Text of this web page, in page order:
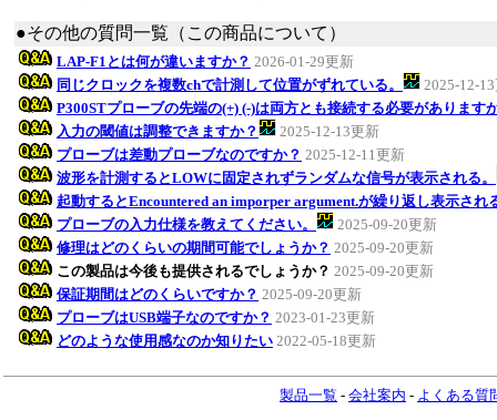
●その他の質問一覧（この商品について）
LAP-F1とは何が違いますか？ 2026-01-29更新
同じクロックを複数chで計測して位置がずれている。
2025-12-
P300STプローブの先端の(+) (-)は両方とも接続する必要があります
入力の閾値は調整できますか？
2025-12-13更新
プローブは差動プローブなのですか？ 2025-12-11更新
波形を計測するとLOWに固定されずランダムな信号が表示される。
起動するとEncountered an imporper argument.が繰り返し表示され
プローブの入力仕様を教えてください。
2025-09-20更新
修理はどのくらいの期間可能でしょうか？ 2025-09-20更新
この製品は今後も提供されるでしょうか？ 2025-09-20更新
保証期間はどのくらいですか？ 2025-09-20更新
プローブはUSB端子なのですか？ 2023-01-23更新
どのような使用感なのか知りたい 2022-05-18更新
製品一覧 - 会社案内 - よくある質